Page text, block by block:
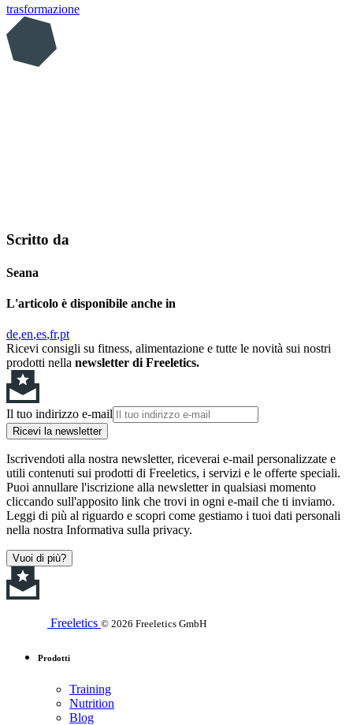
trasformazione
Scritto da
Seana
L'articolo è disponibile anche in
de en es fr pt
Ricevi consigli su fitness, alimentazione e tutte le novità sui nostri
prodotti nella newsletter di Freeletics.
Il tuo indirizzo e-mail
Ricevi la newsletter
Iscrivendoti alla nostra newsletter, riceverai e-mail personalizzate e
utili contenuti sui prodotti di Freeletics, i servizi e le offerte speciali.
Puoi annullare l'iscrizione alla newsletter in qualsiasi momento
cliccando sull'apposito link che trovi in ogni e-mail che ti inviamo.
Leggi di più al riguardo e scopri come gestiamo i tuoi dati personali
nella nostra Informativa sulla privacy.
Vuoi di più?
Freeletics © 2026 Freeletics GmbH
Prodotti
Training
Nutrition
Blog